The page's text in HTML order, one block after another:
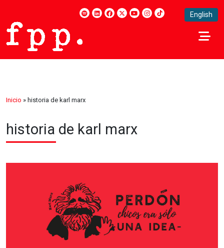
English
Inicio » historia de karl marx
historia de karl marx